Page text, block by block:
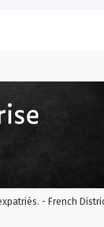
- French